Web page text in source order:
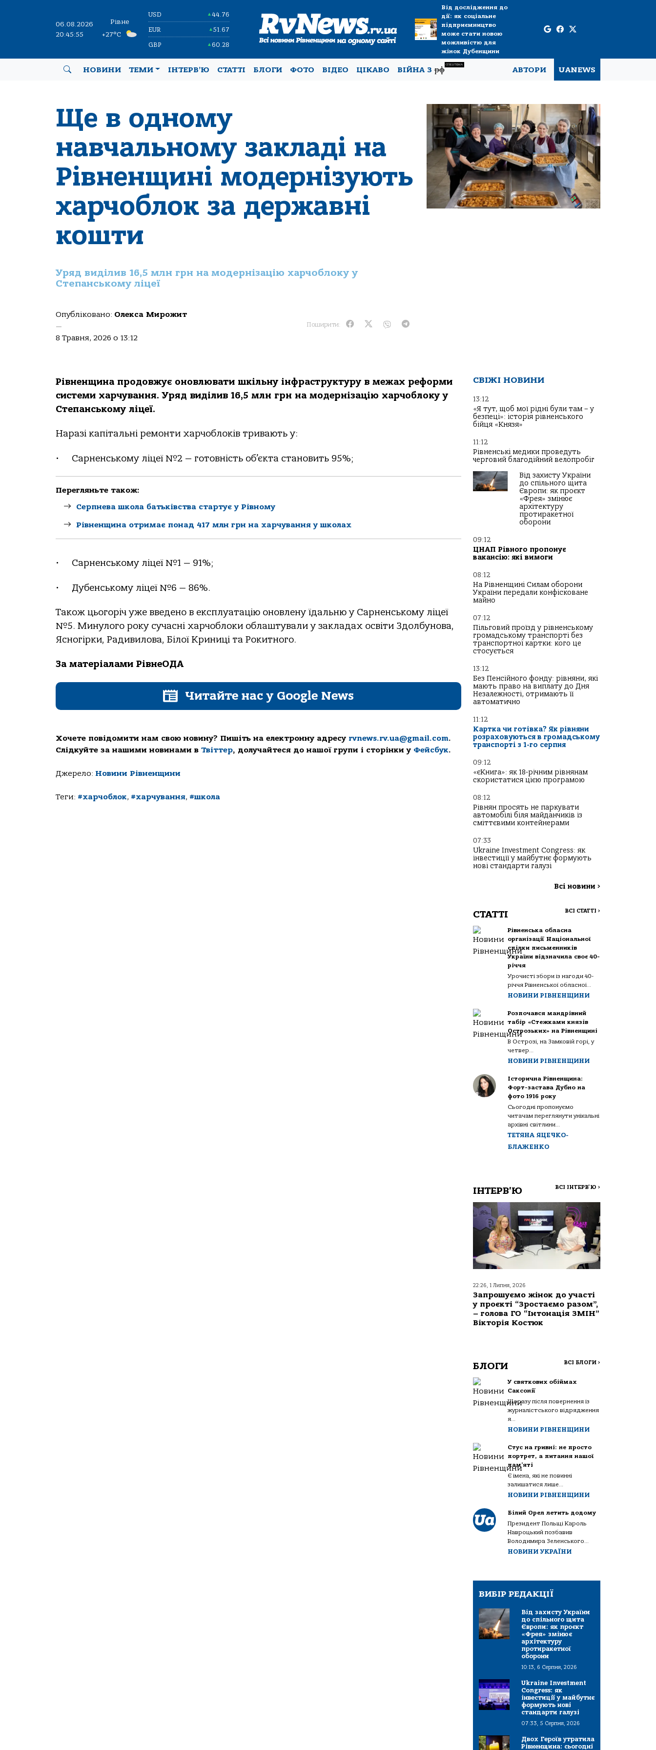
06.08.2026
20:45:56
Рівне
+27°C
USD ▲44.76
EUR ▲51.67
GBP ▲60.28
Від дослідження до
дії: як соціальне
підприємництво
може стати новою
можливістю для
жінок Дубенщини
НОВИНИ ТЕМИ ІНТЕРВ’Ю СТАТТІ БЛОГИ ФОТО ВІДЕО ЦІКАВО ВІЙНА Зрф
СПЕЦТЕМА
АВТОРИ UANEWS
Ще в одному
навчальному закладі на
Рівненщині модернізують
харчоблок за державні
кошти
Уряд виділив 16,5 млн грн на модернізацію харчоблоку у
Степанському ліцеї
Опубліковано: Олекса Мирожит
—
8 Травня, 2026 о 13:12
Поширити:
Рівненщина продовжує оновлювати шкільну інфраструктуру в межах реформи
системи харчування. Уряд виділив 16,5 млн грн на модернізацію харчоблоку у
Степанському ліцеї.
Наразі капітальні ремонти харчоблоків тривають у:
• Сарненському ліцеї №2 — готовність об’єкта становить 95%;
Перегляньте також:
Серпнева школа батьківства стартує у Рівному
Рівненщина отримає понад 417 млн грн на харчування у школах
• Сарненському ліцеї №1 — 91%;
• Дубенському ліцеї №6 — 86%.
Також цьогоріч уже введено в експлуатацію оновлену їдальню у Сарненському ліцеї
№5. Минулого року сучасні харчоблоки облаштували у закладах освіти Здолбунова,
Ясногірки, Радивилова, Білої Криниці та Рокитного.
За матеріалами РівнеОДА
Читайте нас у Google News
Хочете повідомити нам свою новину? Пишіть на електронну адресу rvnews.rv.ua@gmail.com.
Слідкуйте за нашими новинами в Твіттер, долучайтеся до нашої групи і сторінки у Фейсбук.
Джерело: Новини Рівненщини
Теги: #харчоблок, #харчування, #школа
СВІЖІ НОВИНИ
13:12
«Я тут, щоб мої рідні були там – у
безпеці»: історія рівненського
бійця «Князя»
11:12
Рівненські медики проведуть
черговий благодійний велопробіг
Від захисту України
до спільного щита
Європи: як проєкт
«Фрея» змінює
архітектуру
протиракетної
оборони
09:12
ЦНАП Рівного пропонує
вакансію: які вимоги
08:12
На Рівненщині Силам оборони
України передали конфісковане
майно
07:12
Пільговий проїзд у рівненському
громадському транспорті без
транспортної картки: кого це
стосується
13:12
Без Пенсійного фонду: рівняни, які
мають право на виплату до Дня
Незалежності, отримають її
автоматично
11:12
Картка чи готівка? Як рівняни
розраховуються в громадському
транспорті з 1-го серпня
09:12
«єКнига»: як 18-річним рівнянам
скористатися цією програмою
08:12
Рівнян просять не паркувати
автомобілі біля майданчиків із
сміттєвими контейнерами
07:33
Ukraine Investment Congress: як
інвестиції у майбутнє формують
нові стандарти галузі
Всі новини >
СТАТТІ ВСІ СТАТТІ >
Рівненська обласна
організації Національної
спілки письменників
України відзначила своє 40-
річчя
Урочисті збори із нагоди 40-
річчя Рівненської обласної...
НОВИНИ РІВНЕНЩИНИ
Розпочався мандрівний
табір «Стежками князів
Острозьких» на Рівненщині
В Острозі, на Замковій горі, у
четвер...
НОВИНИ РІВНЕНЩИНИ
Історична Рівненщина:
Форт-застава Дубно на
фото 1916 року
Сьогодні пропонуємо
читачам переглянути унікальні
архівні світлини...
ТЕТЯНА ЯЦЕЧКО-
БЛАЖЕНКО
ІНТЕРВ'Ю ВСІ ІНТЕРВ'Ю >
22:26, 1 Липня, 2026
Запрошуємо жінок до участі
у проєкті “Зростаємо разом”,
– голова ГО “Інтонація ЗМІН”
Вікторія Костюк
БЛОГИ ВСІ БЛОГИ >
У святкових обіймах
Саксонії
Щоразу після повернення із
журналістського відрядження
я...
НОВИНИ РІВНЕНЩИНИ
Стус на гривні: не просто
портрет, а питання нашої
пам’яті
Є імена, які не повинні
залишатися лише...
НОВИНИ РІВНЕНЩИНИ
Білий Орел летить додому
Президент Польщі Кароль
Навроцький позбавив
Володимира Зеленського...
НОВИНИ УКРАЇНИ
ВИБІР РЕДАКЦІЇ
Від захисту України
до спільного щита
Європи: як проєкт
«Фрея» змінює
архітектуру
протиракетної
оборони
10:13, 6 Серпня, 2026
Ukraine Investment
Congress: як
інвестиції у майбутнє
формують нові
стандарти галузі
07:33, 5 Серпня, 2026
Двох Героїв утратила
Рівненщина: сьогодні